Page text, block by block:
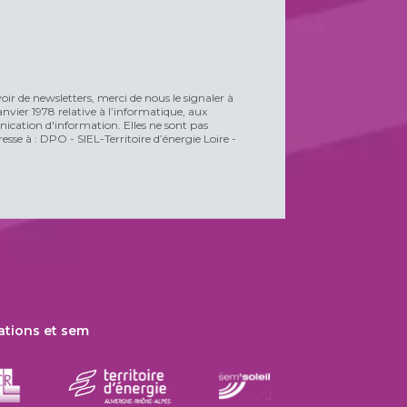
de newsletters, merci de nous le signaler à
1978 relative à l’informatique, aux
d'information. Elles ne sont pas
à : DPO - SIEL-Territoire d’énergie Loire -
et sem